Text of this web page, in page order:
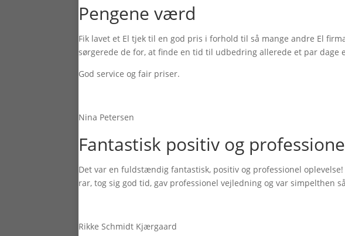
Pengene værd
Fik lavet et El tjek til en god pris i forhold til så mange andre El
sørgerede de for, at finde en tid til udbedring allerede et par dage
God service og fair priser.
Nina Petersen
Fantastisk positiv og
Det var en fuldstændig fantastisk, positiv og professionel
rar, tog sig god tid, gav professionel vejledning og var simpelthen
Rikke Schmidt Kjærgaard